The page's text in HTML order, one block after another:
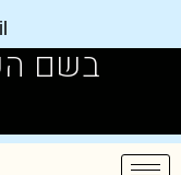
בשם